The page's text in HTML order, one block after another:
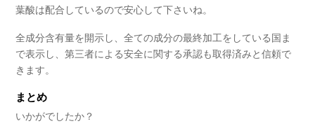
葉酸は配合しているので安心して下さいね。
全成分含有量を開示し、全ての成分の最終加工をしている国ま
で表示し、第三者による安全に関する承認も取得済みと信頼で
きます。
まとめ
いかがでしたか？